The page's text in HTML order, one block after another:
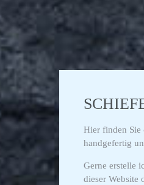
Hier finden Sie
handgefertig
Gerne erstelle
dieser Website